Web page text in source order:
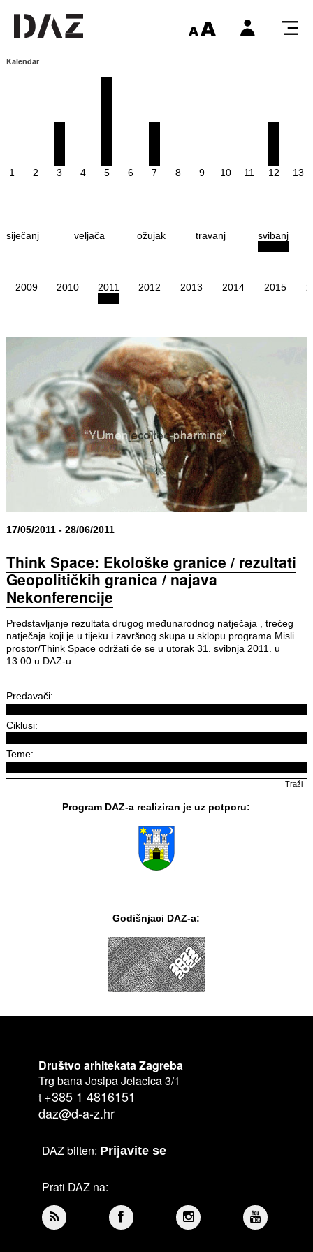
Kalendar
1 2 3 4 5 6 7 8 9 10 11 12 13
siječanj veljača ožujak travanj svibanj
2009 2010 2011 2012 2013 2014 2015
17/05/2011 - 28/06/2011
Think Space: Ekološke granice / rezultati
Geopolitičkih granica / najava
Nekonferencije
Predstavljanje rezultata drugog međunarodnog natječaja , trećeg
natječaja koji je u tijeku i završnog skupa u sklopu programa Misli
prostor/Think Space održati će se u utorak 31. svibnja 2011. u
13:00 u DAZ-u.
Predavači:
Ciklusi:
Teme:
Program DAZ-a realiziran je uz potporu:
Godišnjaci DAZ-a:
Društvo arhitekata Zagreba
Trg bana Josipa Jelacica 3/1
t +385 1 4816151
daz@d-a-z.hr
DAZ bilten: Prijavite se
Prati DAZ na: